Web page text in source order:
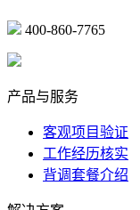
400-860-7765
产品与服务
客观项目验证
工作经历核实
背调套餐介绍